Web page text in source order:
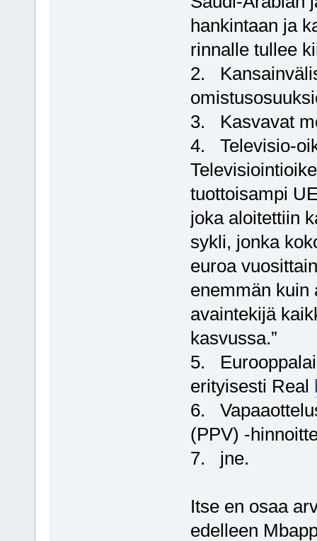
hankintaan ja
rinnalle tullee
2.
3. Kasvavat
4. Televisio-
tuottoisampi
joka aloitettiin
sykli, jonka
euroa
enemmän kuin
avaintekijä
kasvussa.”
5.
erityisesti Real
6.
(PPV) -
7. jne.
Itse en osaa
edelleen